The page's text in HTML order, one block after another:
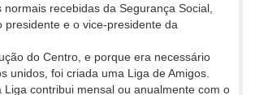
recebidas da Segurança Social,
presidente e o vice-presidente da
do Centro, e porque era necessário
unidos, foi criada uma Liga de Amigos.
Liga contribui mensal ou anualmente com o